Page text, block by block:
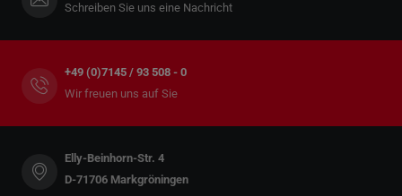
Schreiben Sie uns eine Nachricht
+49 (0)7145 / 93 508 - 0
Wir freuen uns auf Sie
Elly-Beinhorn-Str. 4
D-71706 Markgröningen